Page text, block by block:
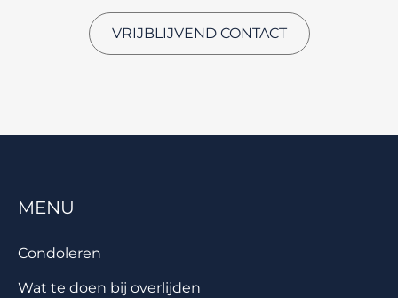
VRIJBLIJVEND CONTACT
MENU
Condoleren
Wat te doen bij overlijden